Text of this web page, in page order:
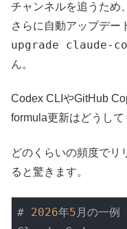
チャンネルを追うため、
さらに自動アップデー
upgrade claude-
ん。
Codex CLIやGitHub
formula更新はどうして
どのくらいの頻度でリ
ると驚きます。
# 2026年5 月の一例